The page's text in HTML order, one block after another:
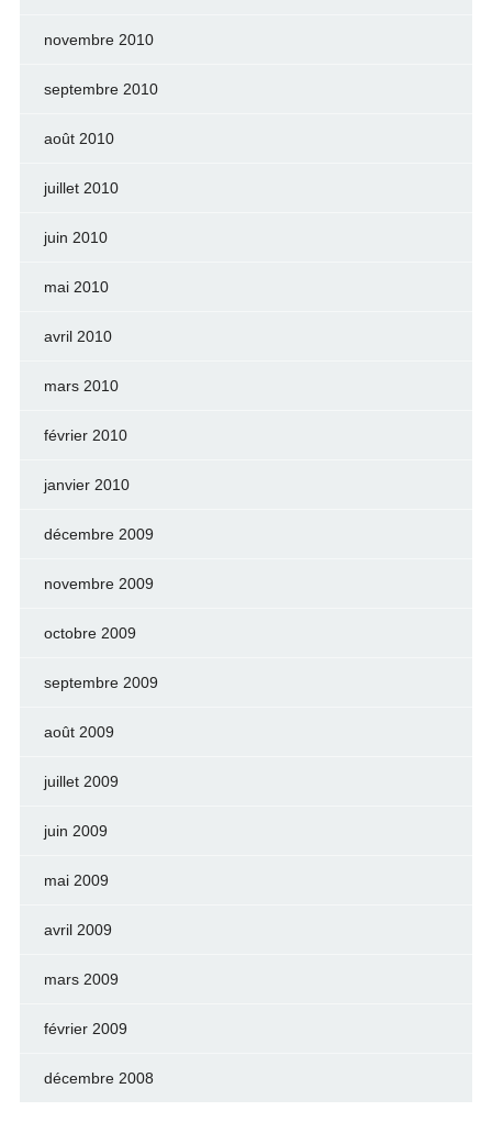
novembre 2010
septembre 2010
août 2010
juillet 2010
juin 2010
mai 2010
avril 2010
mars 2010
février 2010
janvier 2010
décembre 2009
novembre 2009
octobre 2009
septembre 2009
août 2009
juillet 2009
juin 2009
mai 2009
avril 2009
mars 2009
février 2009
décembre 2008